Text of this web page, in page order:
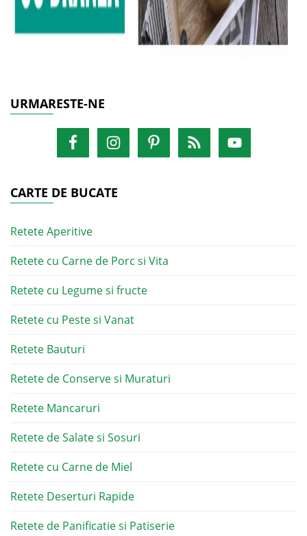
URMARESTE-NE
CARTE DE BUCATE
Retete Aperitive
Retete cu Carne de Porc si Vita
Retete cu Legume si fructe
Retete cu Peste si Vanat
Retete Bauturi
Retete de Conserve si Muraturi
Retete Mancaruri
Retete de Salate si Sosuri
Retete cu Carne de Miel
Retete Deserturi Rapide
Retete de Panificatie si Patiserie